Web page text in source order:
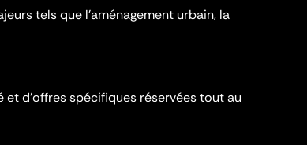
tels que l'aménagement urbain, la
et d’offres spécifiques réservées tout au